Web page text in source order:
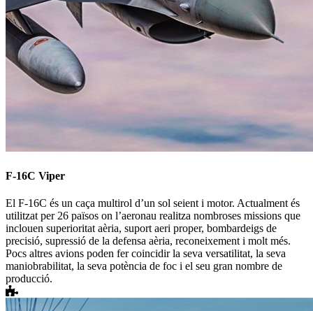
F-16C Viper
El F-16C és un caça multirol d’un sol seient i motor. Actualment és
utilitzat per 26 països on l’aeronau realitza nombroses missions que
inclouen superioritat aèria, suport aeri proper, bombardeigs de
precisió, supressió de la defensa aèria, reconeixement i molt més.
Pocs altres avions poden fer coincidir la seva versatilitat, la seva
maniobrabilitat, la seva potència de foc i el seu gran nombre de
producció.